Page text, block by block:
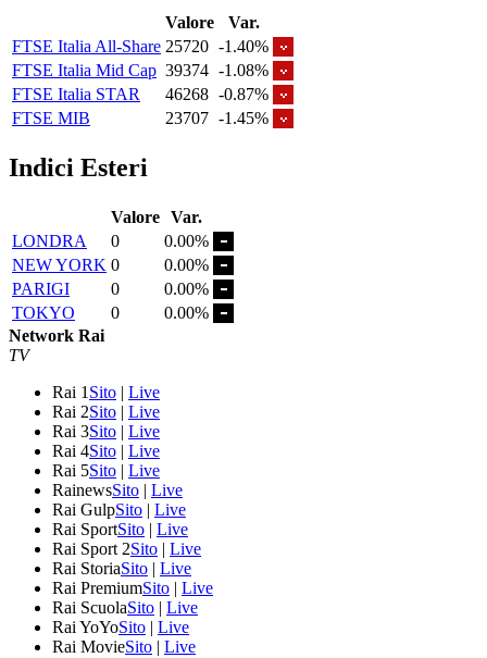
Valore
Var.
FTSE Italia All-Share 25720 -1.40%
FTSE Italia Mid Cap 39374 -1.08%
FTSE Italia STAR
46268 -0.87%
FTSE MIB
23707 -1.45%
Indici Esteri
Valore Var.
LONDRA
0
0.00%
NEW YORK 0
0.00%
PARIGI
0
0.00%
TOKYO
0
0.00%
Network Rai
TV
Rai 1 Sito | Live
Rai 2Sito | Live
Rai 3Sito | Live
Rai 4Sito | Live
Rai 5Sito | Live
RainewsSito | Live
Rai GulpSito | Live
Rai SportSito | Live
Rai Sport 2Sito | Live
Rai StoriaSito | Live
Rai PremiumSito | Live
Rai ScuolaSito | Live
Rai YoYoSito | Live
Rai MovieSito | Live